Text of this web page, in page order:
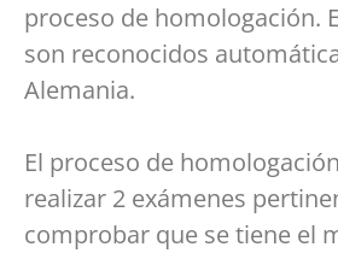
proceso de homologación.
son reconocidos
Alemania.
El proceso de
realizar 2 exámenes
comprobar que se tiene el